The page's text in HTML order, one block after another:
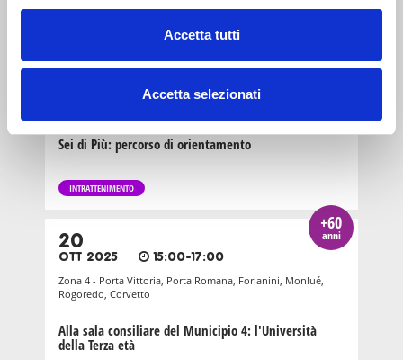
Accetta tutti
Accetta selezionati
famiglie
8
Sei di Più: percorso di orientamento
INTRATTENIMENTO
+60
anni
20
OTT 2025 15:00-17:00
Zona 4 - Porta Vittoria, Porta Romana, Forlanini, Monlué,
Rogoredo, Corvetto
Alla sala consiliare del Municipio 4: l'Università
della Terza età